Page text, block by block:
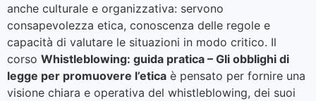
anche culturale e organizzativa: servono
consapevolezza etica, conoscenza delle regole e
capacità di valutare le situazioni in modo critico. Il
corso Whistleblowing: guida pratica – Gli obblighi di
legge per promuovere l’etica è pensato per fornire una
visione chiara e operativa del whistleblowing, dei suoi